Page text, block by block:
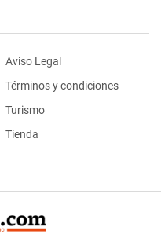
Aviso Legal
Términos y condiciones
Turismo
Tienda